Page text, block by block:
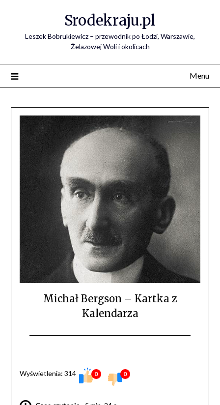
Srodekraju.pl
Leszek Bobrukiewicz – przewodnik po Łodzi, Warszawie,
Żelazowej Woli i okolicach
Menu
Michał Bergson – Kartka z
Kalendarza
Wyświetlenia: 314 0 0